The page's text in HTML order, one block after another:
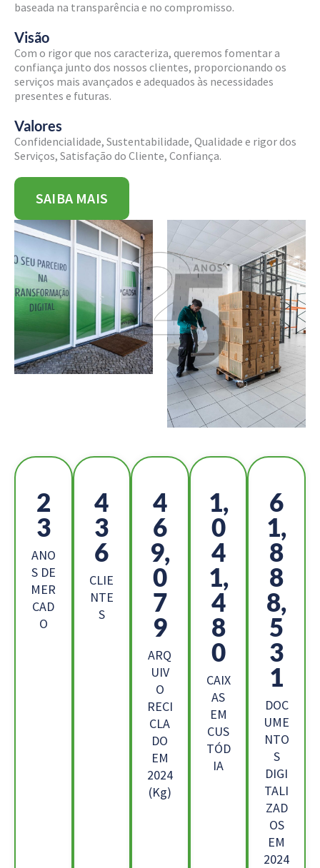
baseada na transparência e no compromisso.
Visão
Com o rigor que nos caracteriza, queremos fomentar a
confiança junto dos nossos clientes, proporcionando os
serviços mais avançados e adequados às necessidades
presentes e futuras.
Valores
Confidencialidade, Sustentabilidade, Qualidade e rigor dos
Serviços, Satisfação do Cliente, Confiança.
SAIBA MAIS
2
5
ANO
S DE
MER
CAD
O
4
9
0
CLIE
NTE
S
5
2
6,
2
7
7
ARQ
UIV
O
RECI
CLA
DO
EM
2024
(Kg)
1,
1
6
8,
4
7
6
CAIX
AS
EM
CUS
TÓD
IA
6
9,
4
3
5,
0
7
7
DOC
UME
NTO
S
DIGI
TALI
ZAD
OS
EM
2024